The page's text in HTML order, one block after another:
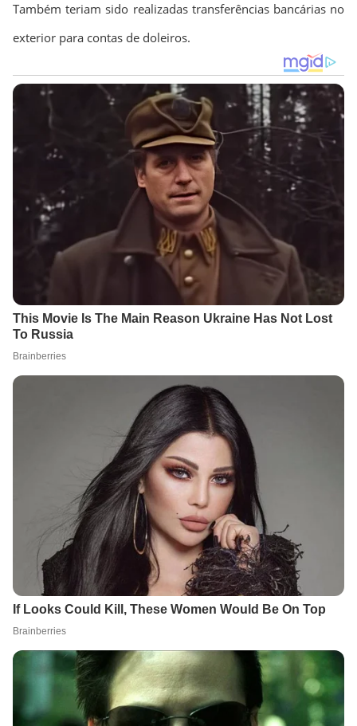
Também teriam sido realizadas transferências bancárias no
exterior para contas de doleiros.